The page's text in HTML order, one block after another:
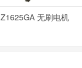
Z1625GA 无刷电机